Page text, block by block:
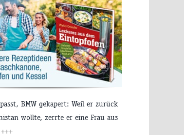
BMW gekapert: Weil er zurück
wollte, zerrte er eine Frau aus
+++